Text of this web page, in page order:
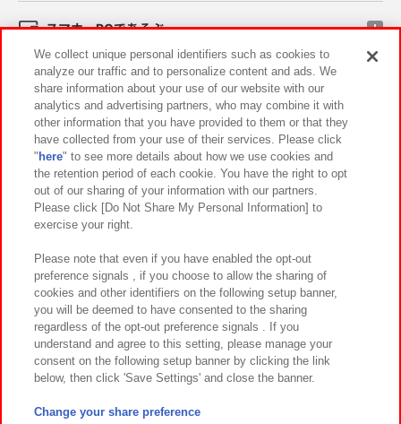
スマホ・PCであそぶ
イベント・キャンペーン
関連会社 サステナビリティ サイトポリシー
プライバシーポリシー ウェブアクセシビリティ方針と検証結果
お取引先さまとともに
カスタマーハラスメント対応方針 よくあるご質問・お問い合わせ
©Bandai Namco Amusement Inc.
©Bandai Namco Amusement Lab Inc.
We collect unique personal identifiers such as cookies to
analyze our traffic and to personalize content and ads. We
share information about your use of our website with our
analytics and advertising partners, who may combine it with
other information that you have provided to them or that they
have collected from your use of their services. Please click
" here" to see more details about how we use cookies and
the retention period of each cookie. You have the right to opt
out of our sharing of your information with our partners.
Please click [Do Not Share My Personal Information] to
exercise your right.
Please note that even if you have enabled the opt-out
preference signals , if you choose to allow the sharing of
cookies and other identifiers on the following setup banner,
you will be deemed to have consented to the sharing
regardless of the opt-out preference signals . If you
understand and agree to this setting, please manage your
consent on the following setup banner by clicking the link
below, then click 'Save Settings' and close the banner.
Change your share preference